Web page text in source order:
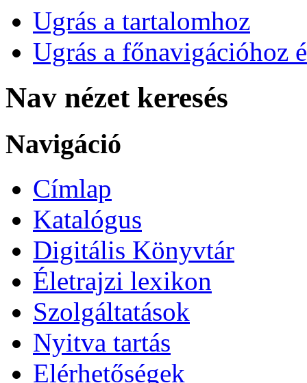
Ugrás a tartalomhoz
Ugrás a főnavigációhoz
Nav nézet keresés
Navigáció
Címlap
Katalógus
Digitális Könyvtár
Életrajzi lexikon
Szolgáltatások
Nyitva tartás
Elérhetőségek